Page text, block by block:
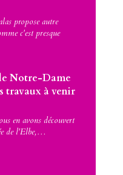
propose autre
c'est presque
Notre-Dame
travaux à venir
en avons découvert
de l'Elbe,…